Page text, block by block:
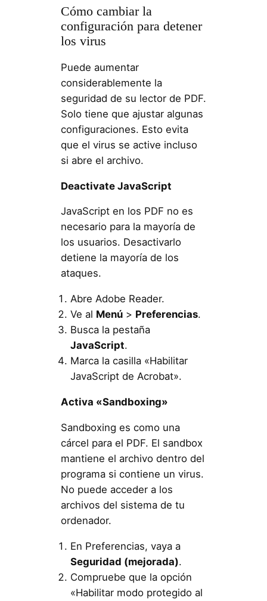
Cómo cambiar la
configuración para detener
los virus
Puede aumentar
considerablemente la
seguridad de su lector de PDF.
Solo tiene que ajustar algunas
configuraciones. Esto evita
que el virus se active incluso
si abre el archivo.
Deactivate JavaScript
JavaScript en los PDF no es
necesario para la mayoría de
los usuarios. Desactivarlo
detiene la mayoría de los
ataques.
Abre Adobe Reader.
Ve al Menú> Preferencias.
Busca la pestaña
JavaScript.
Marca la casilla «Habilitar
JavaScript de Acrobat».
Activa «Sandboxing»
Sandboxing es como una
cárcel para el PDF. El sandbox
mantiene el archivo dentro del
programa si contiene un virus.
No puede acceder a los
archivos del sistema de tu
ordenador.
En Preferencias, vaya a
Seguridad (mejorada).
Compruebe que la opción
«Habilitar modo protegido al